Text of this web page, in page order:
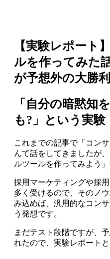
【実験レポート
ルを作ってみた
が予想外の大勝
「自分の暗黙知
も?」という実験
これまでの記事で「コン
んて話をしてきましたが
ルツールを作ってみよう
採用マーケティングや採
多く受けるので、そのノ
み込めば、汎用的なコン
う発想です。
まだテスト段階ですが、
れたので、実験レポート